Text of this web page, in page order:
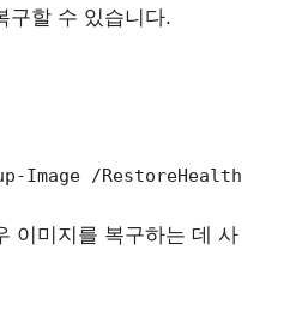
구할 수 있습니다.
Image /RestoreHealth
이미지를 복구하는 데 사